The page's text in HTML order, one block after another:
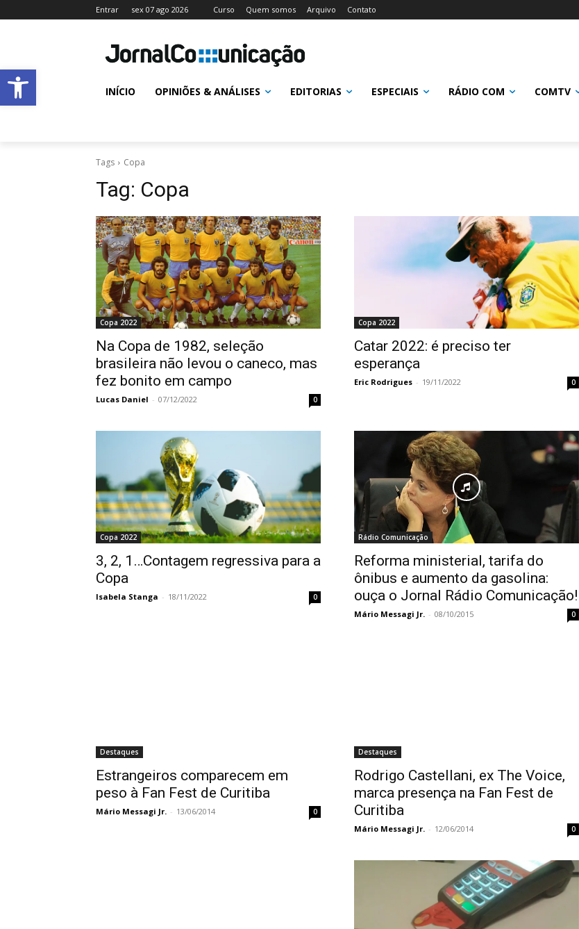
Abrir a barra de ferramentas
Entrar sex 07 ago 2026 Curso Quem somos Arquivo Contato
INÍCIO OPINIÕES & ANÁLISES EDITORIAS ESPECIAIS RÁDIO COM COMTV
Tags Copa
Tag: Copa
Copa 2022
Na Copa de 1982, seleção
brasileira não levou o caneco, mas
fez bonito em campo
Lucas Daniel - 07/12/2022 0
Copa 2022
Catar 2022: é preciso ter
esperança
Eric Rodrigues - 19/11/2022 0
Copa 2022
3, 2, 1…Contagem regressiva para a
Copa
Isabela Stanga - 18/11/2022 0
Rádio Comunicação
Reforma ministerial, tarifa do
ônibus e aumento da gasolina:
ouça o Jornal Rádio Comunicação!
Mário Messagi Jr. - 08/10/2015 0
Destaques
Estrangeiros comparecem em
peso à Fan Fest de Curitiba
Mário Messagi Jr. - 13/06/2014 0
Destaques
Rodrigo Castellani, ex The Voice,
marca presença na Fan Fest de
Curitiba
Mário Messagi Jr. - 12/06/2014 0